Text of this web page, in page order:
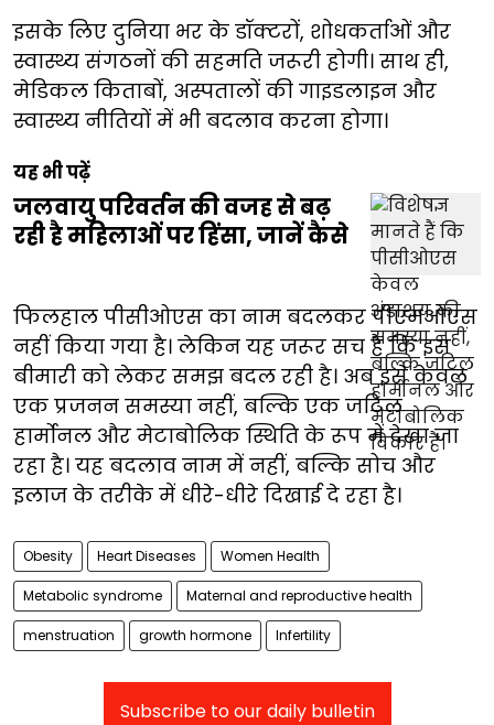
इसके लिए दुनिया भर के डॉक्टरों, शोधकर्ताओं और
स्वास्थ्य संगठनों की सहमति जरूरी होगी। साथ ही,
मेडिकल किताबों, अस्पतालों की गाइडलाइन और
स्वास्थ्य नीतियों में भी बदलाव करना होगा।
यह भी पढ़ें
जलवायु परिवर्तन की वजह से बढ़
रही है महिलाओं पर हिंसा, जानें कैसे
फिलहाल पीसीओएस का नाम बदलकर पीएमओएस
नहीं किया गया है। लेकिन यह जरूर सच है कि इस
बीमारी को लेकर समझ बदल रही है। अब इसे केवल
एक प्रजनन समस्या नहीं, बल्कि एक जटिल
हार्मोनल और मेटाबोलिक स्थिति के रूप में देखा जा
रहा है। यह बदलाव नाम में नहीं, बल्कि सोच और
इलाज के तरीके में धीरे-धीरे दिखाई दे रहा है।
Obesity Heart Diseases Women Health
Metabolic syndrome Maternal and reproductive health
menstruation growth hormone Infertility
Subscribe to our daily bulletin